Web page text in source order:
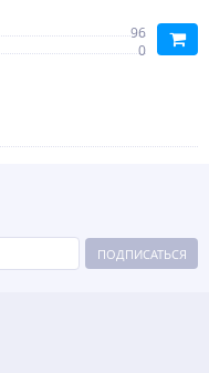
96
0
ПОДПИСАТЬСЯ